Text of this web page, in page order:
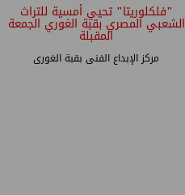
"فلكلوريتا" تحيي أمسية للتراث
الشعبي المصري بقبة الغوري الجمعة
المقبلة
مركز الإبداع الفنى بقبة الغورى